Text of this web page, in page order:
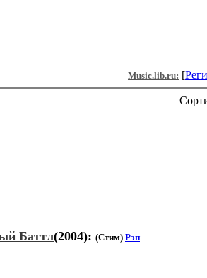
Music.lib.ru: [
Баттл(2004): (Стим) Рэп